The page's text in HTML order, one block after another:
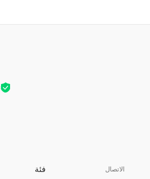
فئة الاتصال